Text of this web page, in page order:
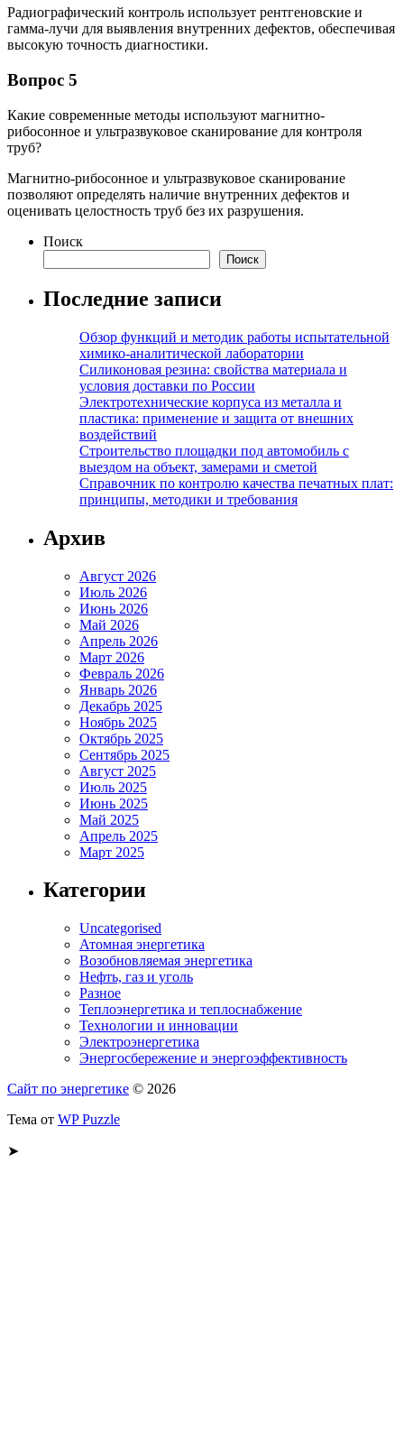
Радиографический контроль использует рентгеновские и
гамма-лучи для выявления внутренних дефектов, обеспечивая
высокую точность диагностики.
Вопрос 5
Какие современные методы используют магнитно-
рибосонное и ультразвуковое сканирование для контроля
труб?
Магнитно-рибосонное и ультразвуковое сканирование
позволяют определять наличие внутренних дефектов и
оценивать целостность труб без их разрушения.
Поиск
Поиск
Последние записи
Обзор функций и методик работы испытательной
химико-аналитической лаборатории
Силиконовая резина: свойства материала и
условия доставки по России
Электротехнические корпуса из металла и
пластика: применение и защита от внешних
воздействий
Строительство площадки под автомобиль с
выездом на объект, замерами и сметой
Справочник по контролю качества печатных плат:
принципы, методики и требования
Архив
Август 2026
Июль 2026
Июнь 2026
Май 2026
Апрель 2026
Март 2026
Февраль 2026
Январь 2026
Декабрь 2025
Ноябрь 2025
Октябрь 2025
Сентябрь 2025
Август 2025
Июль 2025
Июнь 2025
Май 2025
Апрель 2025
Март 2025
Категории
Uncategorised
Атомная энергетика
Возобновляемая энергетика
Нефть, газ и уголь
Разное
Теплоэнергетика и теплоснабжение
Технологии и инновации
Электроэнергетика
Энергосбережение и энергоэффективность
Сайт по энергетике © 2026
Тема от WP Puzzle
➤